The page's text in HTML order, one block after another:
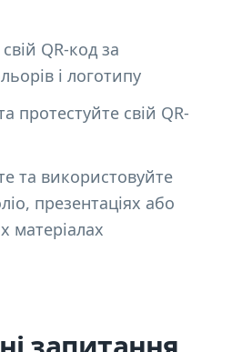
QR-код за
і логотипу
протестуйте свій QR-
та використовуйте
презентаціях або
матеріалах